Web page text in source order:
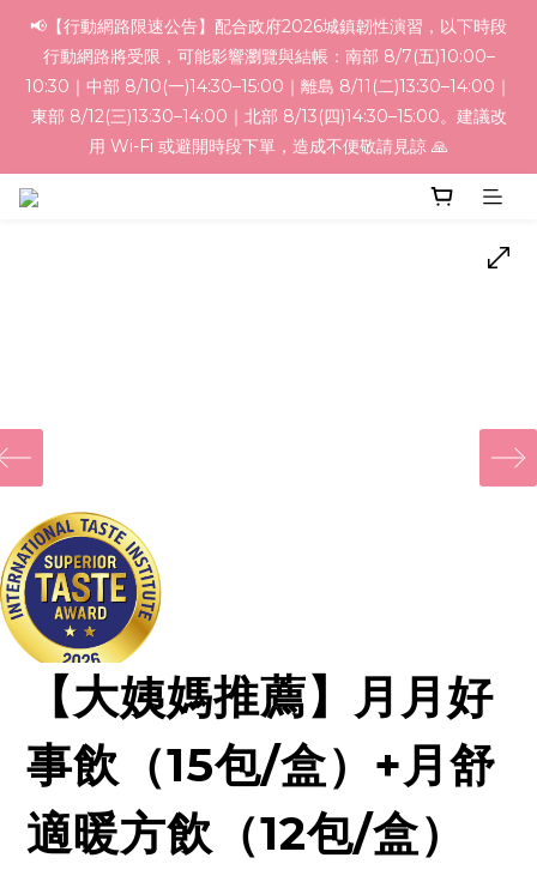
📢【行動網路限速公告】配合政府2026城鎮韌性演習，以下時段
行動網路將受限，可能影響瀏覽與結帳：南部 8/7(五)10:00–
10:30｜中部 8/10(一)14:30–15:00｜離島 8/11(二)13:30–14:00｜
東部 8/12(三)13:30–14:00｜北部 8/13(四)14:30–15:00。建議改
用 Wi-Fi 或避開時段下單，造成不便敬請見諒 🙏
【大姨媽推薦】月月好
事飲（15包/盒）+月舒
適暖方飲（12包/盒）